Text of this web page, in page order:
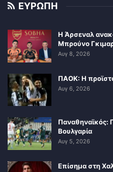
ΕΥΡΩΠΗ
Η Άρσεναλ
Μπρούνο
Αυγ 8, 2026
ΠΑΟΚ: Η
Αυγ 6, 2026
Παναθηναϊκός:
Βουλγαρία
Αυγ 5, 2026
Επίσημα στη